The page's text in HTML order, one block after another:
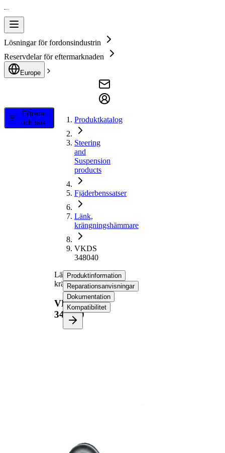
Lösningar för fordonsindustrin
Reservdelar för eftermarknaden
Europe
Filtrera
och sök
Produktkatalog
Steering
and
Suspension
products
Fjäderbenssatser
Länk,
krängningshämmare
VKDS
348040
Länk,
krängningshämmare
VKDS
348040
Produktinformation
Reparationsanvisningar
Dokumentation
Kompatibilitet